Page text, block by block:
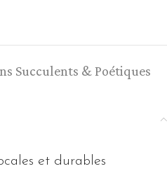
Succulents & Poétiques
et durables